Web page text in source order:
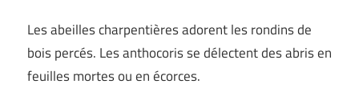
Les abeilles charpentières adorent les rondins de
bois percés. Les anthocoris se délectent des abris en
feuilles mortes ou en écorces.